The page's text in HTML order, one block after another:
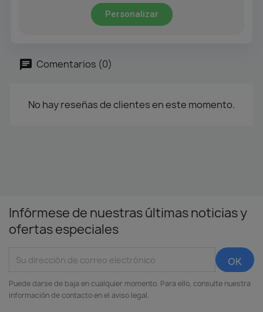
Personalizar
Comentarios (0)
No hay reseñas de clientes en este momento.
Infórmese de nuestras últimas noticias y
ofertas especiales
Puede darse de baja en cualquier momento. Para ello, consulte nuestra
información de contacto en el aviso legal.